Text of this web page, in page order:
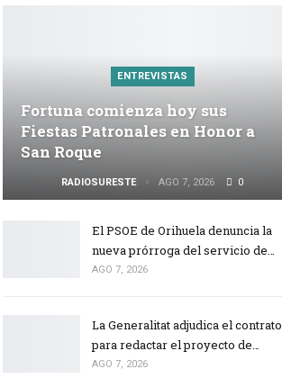
ENTREVISTAS
Fortuna comienza hoy sus
Fiestas Patronales en Honor a
San Roque
RADIOSURESTE AGO 7, 2026 0
El PSOE de Orihuela denuncia la
nueva prórroga del servicio de…
AGO 7, 2026
La Generalitat adjudica el contrato
para redactar el proyecto de…
AGO 7, 2026